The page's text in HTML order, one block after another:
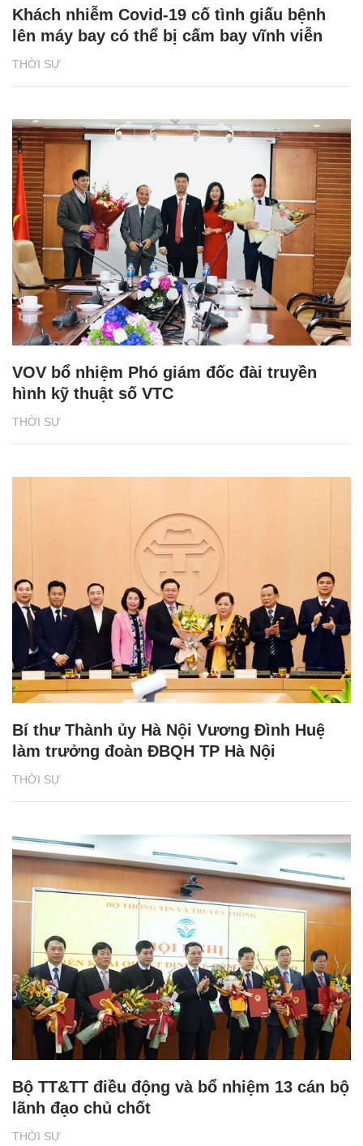
THỜI SỰ
Khách nhiễm Covid-19 cố tình giấu bệnh
lên máy bay có thể bị cấm bay vĩnh viễn
THỜI SỰ
VOV bổ nhiệm Phó giám đốc đài truyền
hình kỹ thuật số VTC
THỜI SỰ
Bí thư Thành ủy Hà Nội Vương Đình Huệ
làm trưởng đoàn ĐBQH TP Hà Nội
THỜI SỰ
Bộ TT&TT điều động và bổ nhiệm 13 cán bộ
lãnh đạo chủ chốt